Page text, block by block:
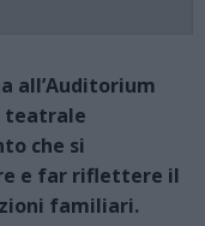
all’Auditorium
teatrale
che si
e far riflettere il
familiari.